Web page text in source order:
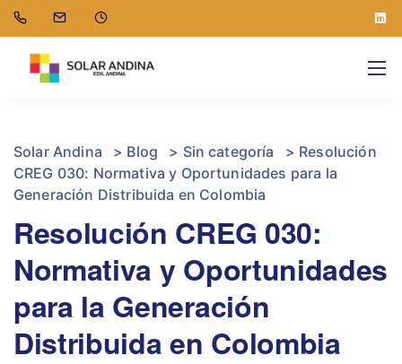
Solar Andina > Blog > Sin categoría > Resolución
CREG 030: Normativa y Oportunidades para la
Generación Distribuida en Colombia
Resolución CREG 030:
Normativa y Oportunidades
para la Generación
Distribuida en Colombia